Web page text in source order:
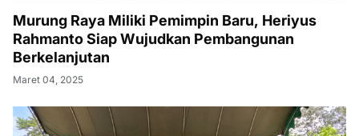
Murung Raya Miliki Pemimpin Baru, Heriyus
Rahmanto Siap Wujudkan Pembangunan
Berkelanjutan
Maret 04, 2025